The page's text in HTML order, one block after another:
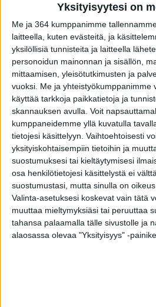
Yksityisyytesi on
Me ja 364 kumppanimme
laitteella, kuten evästeitä, ja
yksilöllisiä tunnisteita ja laitteella
personoidun mainonnan ja sisällön,
mittaamisen, yleisötutkimusten ja
vuoksi. Me ja yhteistyökumppanimme
käyttää tarkkoja paikkatietoja ja
skannauksen avulla. Voit
kumppaneidemme yllä kuvatulla
tietojesi käsittelyyn. Vaihtoehtoisesti
yksityiskohtaisempiin tietoihin ja
suostumuksesi tai kieltäytymisesi
osa henkilötietojesi käsittelystä ei
suostumustasi, mutta sinulla on
Valinta-asetuksesi koskevat vain tätä
muuttaa mieltymyksiäsi tai peruuttaa
tahansa palaamalla tälle sivustolle ja
alaosassa olevaa "Yksityisyys" -
Tiivi Terassi
Terassi Alu Kuulto on oikea valinta
sisätiloihin halutaan luonnollisen
tunnelma: kuultovärjätty
luonnollisen pintakuvion eloisasti
on verhoiltu ulkopuolelta sään
ovi on puupintainen. Se sopii hyvin
pientalon terassi- tai pihaoveksi.
määritellä vapaasti ja oven saa
kokolasisena. Oven saa myös
Tiivi Terassi Alu Kuulto on ajaton
Tiivin Parvekeovet ovat pitkäikäisiä
säilyttäviä vaikeissakin
tavanomaista parvekeovea
kosteuden muutoksia.
Ovi on varustettu sen tiiviisti